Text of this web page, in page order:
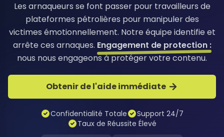
Les arnaqueurs se font passer pour travailleurs de
plateformes pétrolières pour manipuler des
victimes émotionnellement. Notre équipe identifie et
arrête ces arnaques. Engagement de protection :
nous nous engageons à protéger votre contenu.
Obtenir de l'aide immédiate
Confidentialité Totale
Support 24/7
Taux de Réussite Élevé